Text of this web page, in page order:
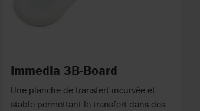
Immedia 3B-Board
Une planche de transfert incurvée et
stable permettant le transfert dans des